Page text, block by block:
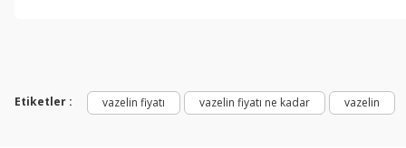
Etiketler : vazelin fiyatı vazelin fiyatı ne kadar vazelin